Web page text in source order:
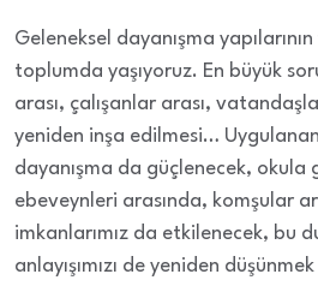
Geleneksel dayanışma
toplumda yaşıyoruz. En büyük
arası, çalışanlar arası,
yeniden inşa edilmesi…
dayanışma da güçlenecek, okula
ebeveynleri arasında, komşular
imkanlarımız da etkilenecek, bu
anlayışımızı de yeniden